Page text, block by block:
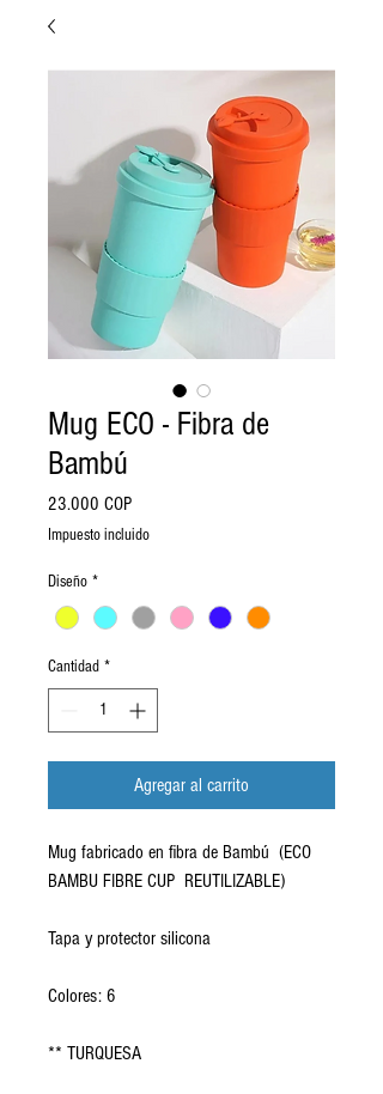
Mug ECO - Fibra de
Bambú
23.000 COPPrecio
Impuesto incluido
Diseño *
Cantidad *
Agregar al carrito
Mug fabricado en fibra de Bambú (ECO
BAMBU FIBRE CUP REUTILIZABLE)
Tapa y protector silicona
Colores: 6
** TURQUESA